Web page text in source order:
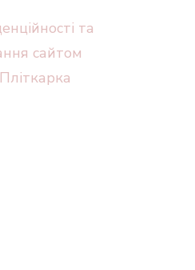
та
сайтом